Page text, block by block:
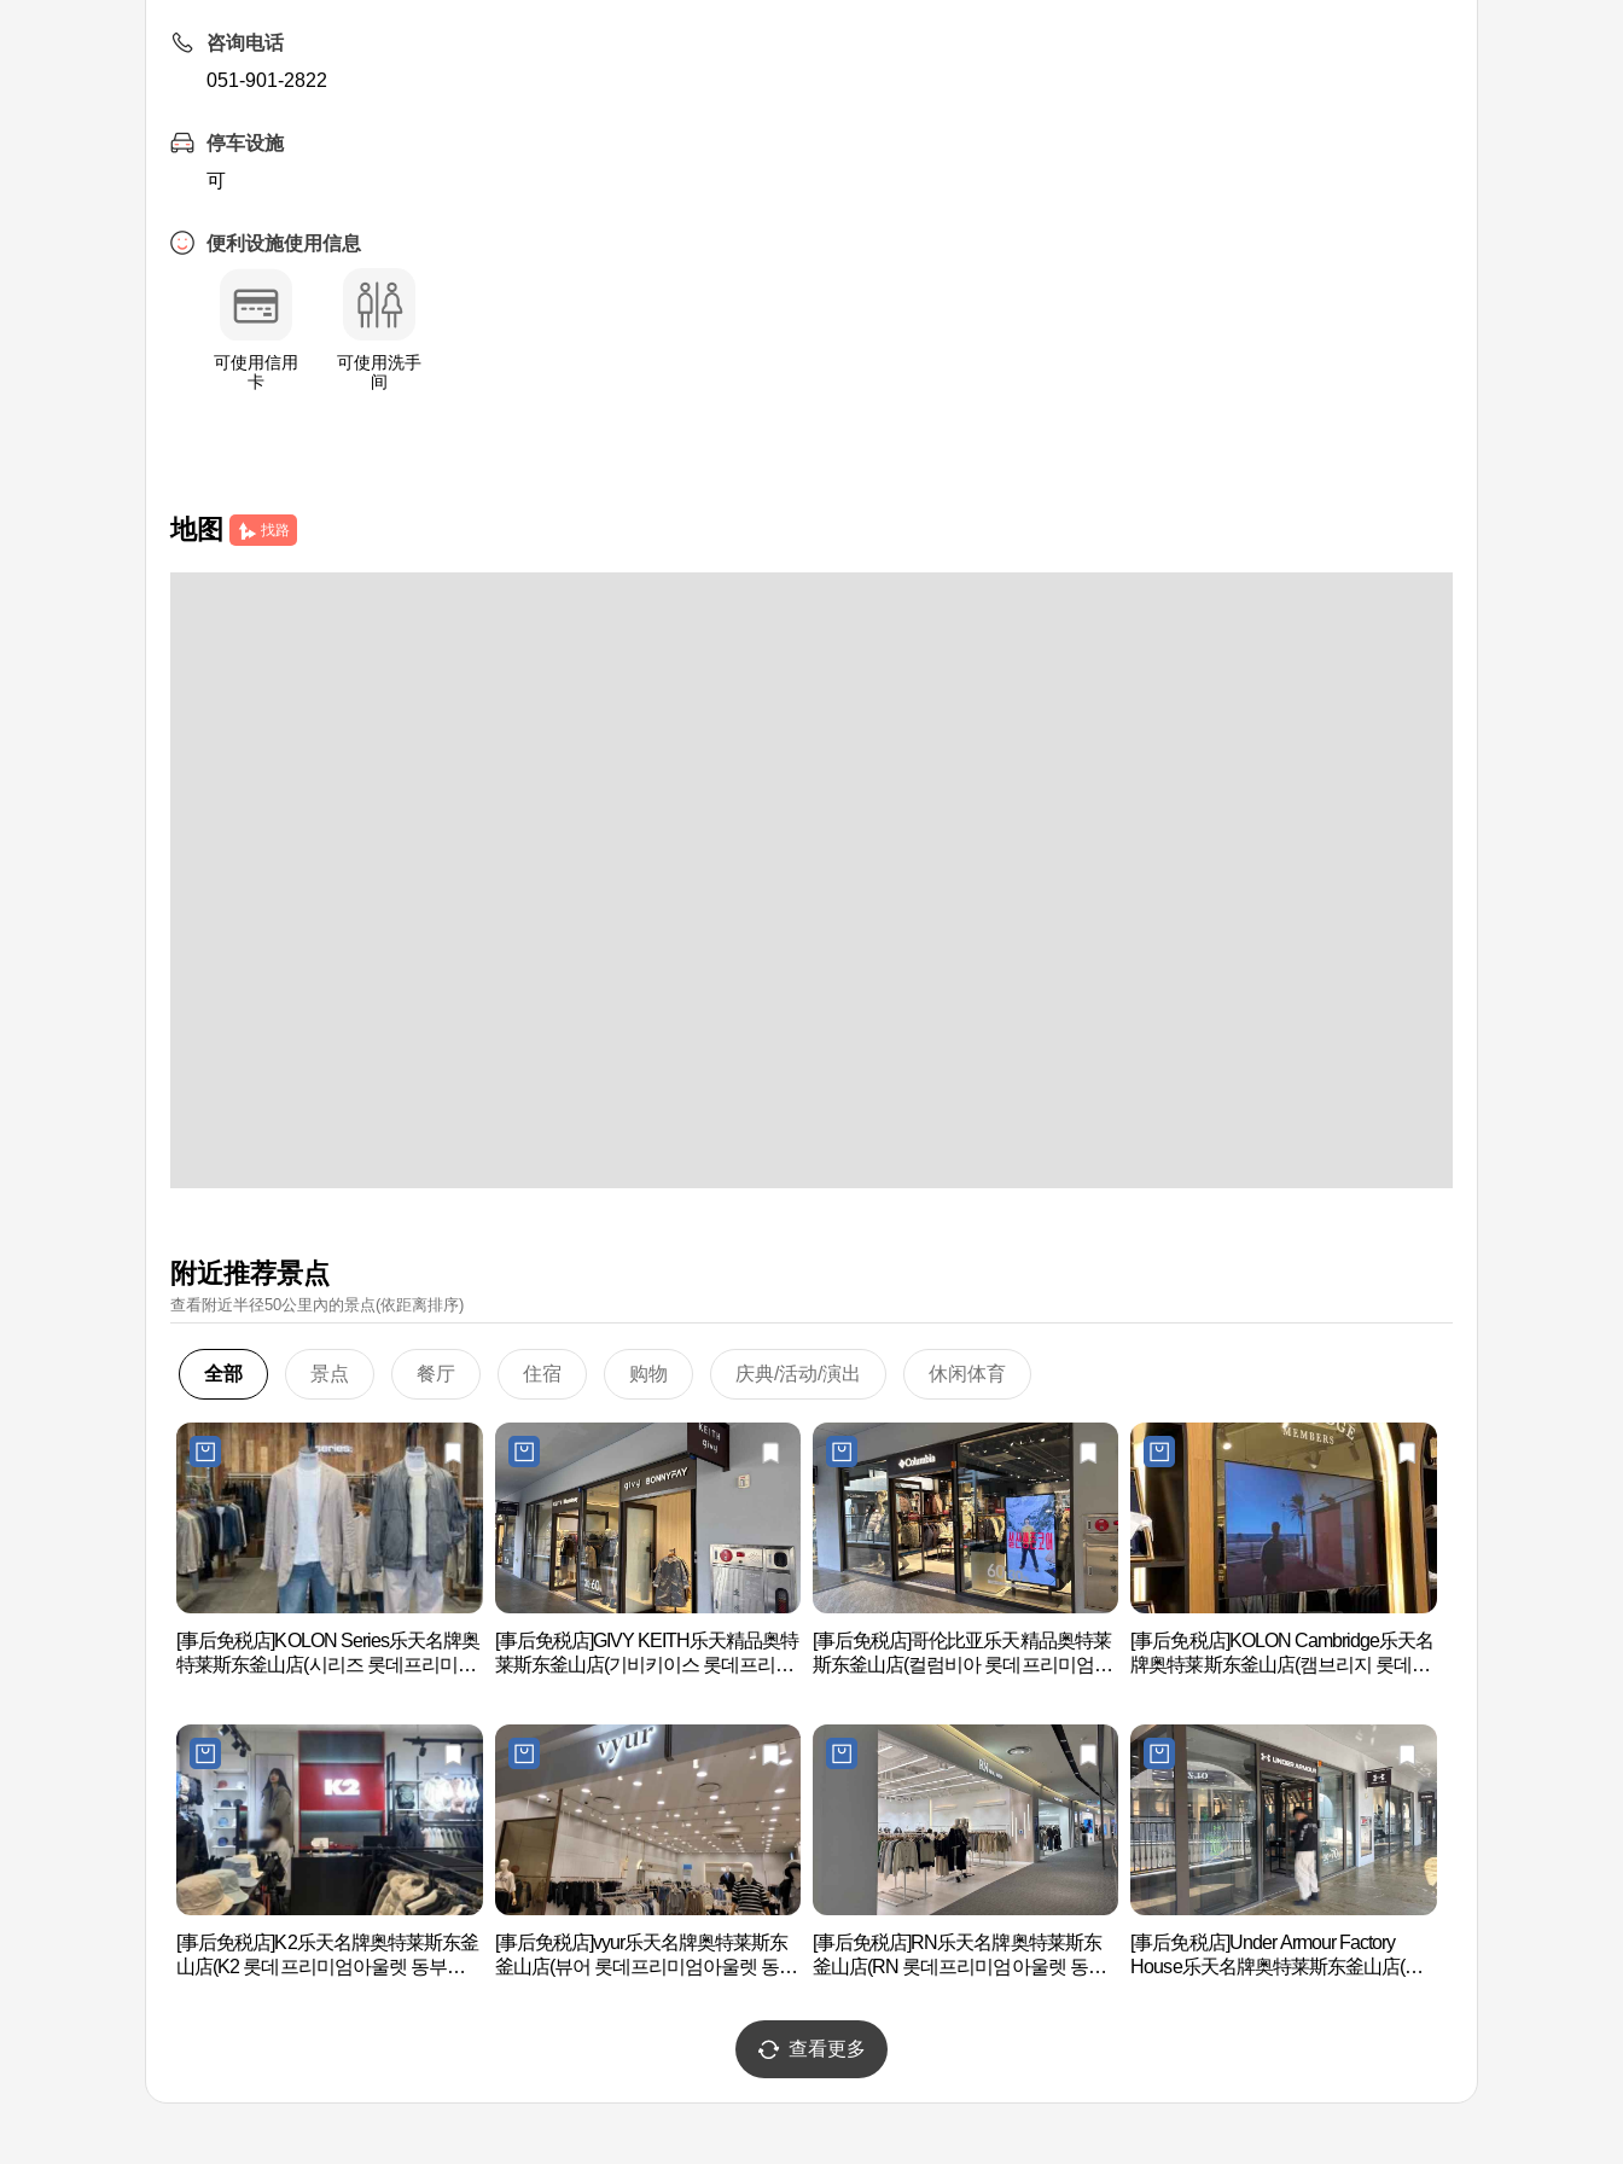
咨询电话
051-901-2822
停车设施
可
便利设施使用信息
可使用信用
卡
可使用洗手
间
地图 找路
附近推荐景点
查看附近半径50公里內的景点(依距离排序)
全部 景点 餐厅 住宿 购物 庆典/活动/演出 休闲体育
[事后免税店]KOLON Series乐天名牌奥
特莱斯东釜山店(시리즈 롯데프리미엄
[事后免税店]GIVY KEITH乐天精品奥特
莱斯东釜山店(기비키이스 롯데프리미
[事后免税店]哥伦比亚乐天精品奥特莱
斯东釜山店(컬럼비아 롯데프리미엄아
[事后免税店]KOLON Cambridge乐天名
牌奥特莱斯东釜山店(캠브리지 롯데프
[事后免税店]K2乐天名牌奥特莱斯东釜
山店(K2 롯데프리미엄아울렛 동부산
[事后免税店]vyur乐天名牌奥特莱斯东
釜山店(뷰어 롯데프리미엄아울렛 동부
[事后免税店]RN乐天名牌奥特莱斯东
釜山店(RN 롯데프리미엄아울렛 동부
[事后免税店]Under Armour Factory
House乐天名牌奥特莱斯东釜山店(언
查看更多